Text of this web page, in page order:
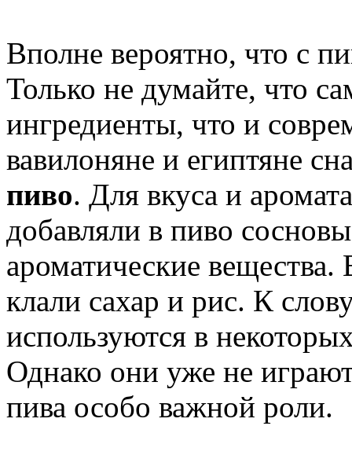
Вполне вероятно, что с
Только не думайте, что
ингредиенты, что и
вавилоняне и египтяне
пиво. Для вкуса и
добавляли в пиво
ароматические
клали сахар и рис. К
используются в
Однако они уже не
пива особо важной роли.